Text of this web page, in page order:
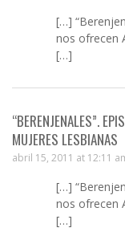
[…]
nos ofrecen
[…]
“BERENJENALES”.
MUJERES LESBIANAS
abril 15, 2011 at 12:11
[…]
nos ofrecen
[…]